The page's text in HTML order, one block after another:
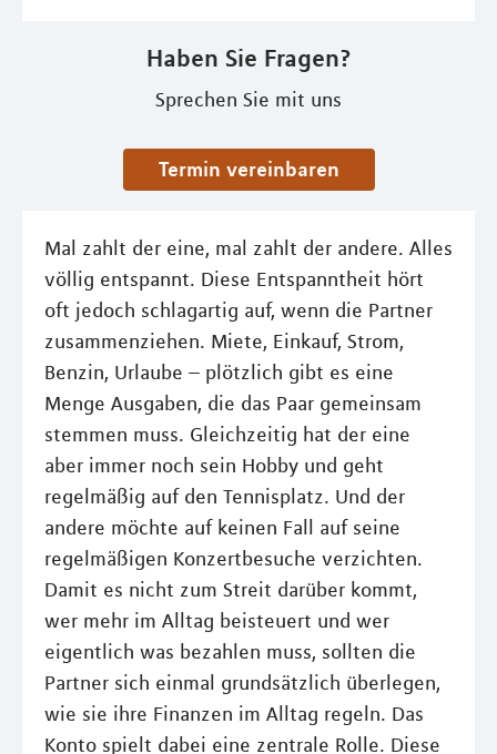
Haben Sie Fragen?
Sprechen Sie mit uns
Termin vereinbaren
Mal zahlt der eine, mal zahlt der andere. Alles
völlig entspannt. Diese Entspanntheit hört
oft jedoch schlagartig auf, wenn die Partner
zusammenziehen. Miete, Einkauf, Strom,
Benzin, Urlaube – plötzlich gibt es eine
Menge Ausgaben, die das Paar gemeinsam
stemmen muss. Gleichzeitig hat der eine
aber immer noch sein Hobby und geht
regelmäßig auf den Tennisplatz. Und der
andere möchte auf keinen Fall auf seine
regelmäßigen Konzertbesuche verzichten.
Damit es nicht zum Streit darüber kommt,
wer mehr im Alltag beisteuert und wer
eigentlich was bezahlen muss, sollten die
Partner sich einmal grundsätzlich überlegen,
wie sie ihre Finanzen im Alltag regeln. Das
Konto spielt dabei eine zentrale Rolle. Diese